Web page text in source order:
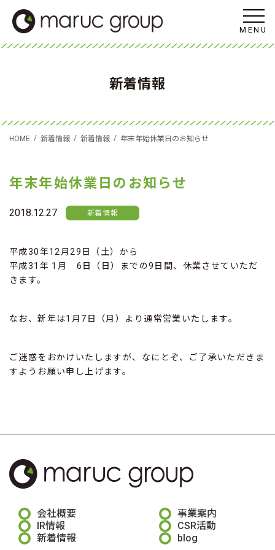
MENU
新着情報
HOME / 新着情報 / 新着情報 / 年末年始休業日のお知らせ
年末年始休業日のお知らせ
2018.12.27 新着情報
平成30年12月29日（土）から
平成31年 1月 6日（日）までの9日間、休業させていただ
きます。
なお、新年は1月7日（月）より通常営業いたします。
ご迷惑をおかけいたしますが、なにとぞ、ご了承いただきま
すようお願い申し上げます。
会社概要
事業案内
IR情報
CSR活動
新着情報
blog